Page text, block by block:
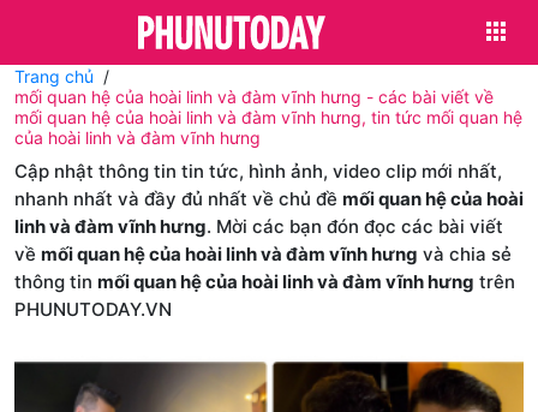
Trang chủ
mối quan hệ của hoài linh và đàm vĩnh hưng - các bài viết về
mối quan hệ của hoài linh và đàm vĩnh hưng, tin tức mối quan hệ
của hoài linh và đàm vĩnh hưng
Cập nhật thông tin tin tức, hình ảnh, video clip mới nhất,
nhanh nhất và đầy đủ nhất về chủ đề mối quan hệ của hoài
linh và đàm vĩnh hưng. Mời các bạn đón đọc các bài viết
về mối quan hệ của hoài linh và đàm vĩnh hưng và chia sẻ
thông tin mối quan hệ của hoài linh và đàm vĩnh hưng trên
PHUNUTODAY.VN